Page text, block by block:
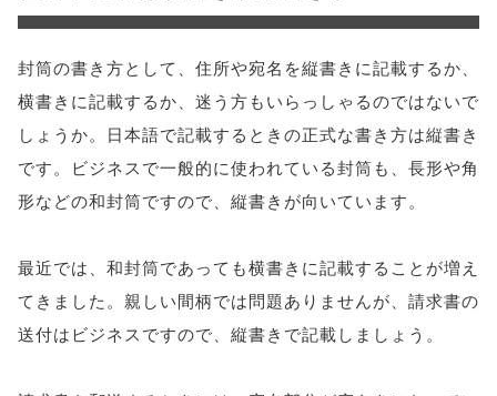
封筒の書き方として、住所や宛名を縦書きに記載するか、
横書きに記載するか、迷う方もいらっしゃるのではないで
しょうか。日本語で記載するときの正式な書き方は縦書き
です。ビジネスで一般的に使われている封筒も、長形や角
形などの和封筒ですので、縦書きが向いています。
最近では、和封筒であっても横書きに記載することが増え
てきました。親しい間柄では問題ありませんが、請求書の
送付はビジネスですので、縦書きで記載しましょう。